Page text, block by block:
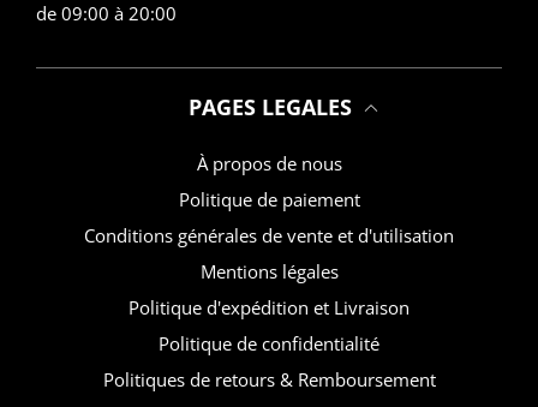
de 09:00 à 20:00
PAGES LEGALES
À propos de nous
Politique de paiement
Conditions générales de vente et d'utilisation
Mentions légales
Politique d'expédition et Livraison
Politique de confidentialité
Politiques de retours & Remboursement